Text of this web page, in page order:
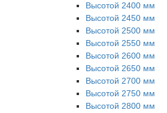
Высотой 2400 мм
Высотой 2450 мм
Высотой 2500 мм
Высотой 2550 мм
Высотой 2600 мм
Высотой 2650 мм
Высотой 2700 мм
Высотой 2750 мм
Высотой 2800 мм